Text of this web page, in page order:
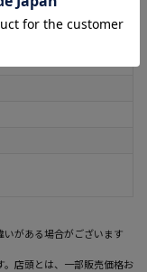
いがある場合がございます
。店頭とは、一部販売価格お